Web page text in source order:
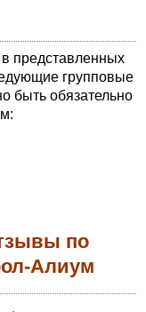
в представленных
групповые
быть обязательно
по
Алиум